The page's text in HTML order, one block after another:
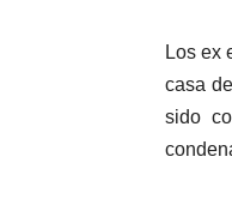
Los ex
casa
sido